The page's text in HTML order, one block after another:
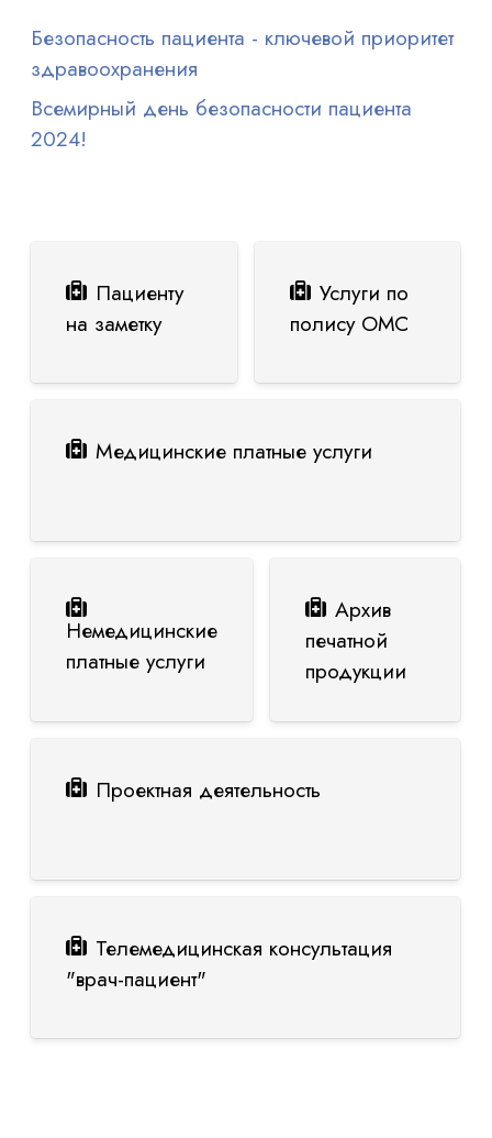
Безопасность пациента - ключевой приоритет
здравоохранения
Всемирный день безопасности пациента
2024!
Пациенту
на заметку
Услуги по
полису ОМС
Медицинские платные услуги
Немедицинские
платные услуги
Архив
печатной
продукции
Проектная деятельность
Телемедицинская консультация
"врач-пациент"